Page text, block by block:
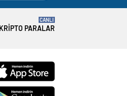
KRIPTO PARALAR
CANLI